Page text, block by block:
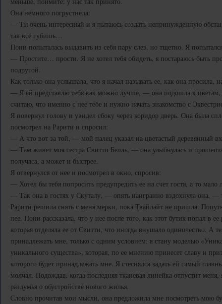
Она немного погрустнела:
— Ты очень интересный и я пытаюсь создать непринужденную
так все губишь…
Пони попыталась выдавить из себя пару слез, но тщетно. Я
— Простите… прости. Я не хотел тебя обидеть, я постараюсь быть
подругой.
Как только она услышала, что я начал называть ее, как она просила,
— Я ей представлю тебя как можно лучше, — она подошла к цветам,
считаю, что именно с нее тебе и нужно начать знакомство с
Я повернул голову и увидел сбоку через коридор дверь. Она была
посмотрел на Рарити и спросил:
— А что вот за той, — мой палец указал на цветастый деревянный
— Там живет моя сестра Свитти Белль, — она улыбнулась и
получаса, а может и быстрее.
Я отвернулся от нее и посмотрел в окно, спросив:
— Хотел бы тебя попросить предупредить ее на счет гостя, а то мало
— Так она в гостях у Скуталу, — опять наигранно вздохнула она, —
Рарити решила снять с меня мерки, пока Твайлайт не пришла.
нее. Пони рассказала, что у нее после того, как этот бутик попал в
которая отделяла ее от Свитти, что иногда внушало одиночество. А
принадлежать мне, только с одним условием: я стану моделью
уникального существа», которая, по ее мнению принесет славу и
которого будет принадлежать мне. Я стеснялся задать ей самый
молчал. Подождав, когда последняя тканевая линейка отпустит
раздумья о обустройстве нового жилья.
Словно прочитав мои мысли, она предложила мне посмотреть мою